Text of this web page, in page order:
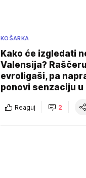
KOŠARKA
Kako će izgledati
Valensija?
evroligaši, pa
ponovi senzaciju u
Reaguj 2